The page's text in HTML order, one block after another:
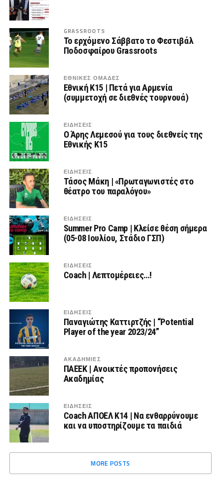
GRASSROOTS
Το ερχόμενο Σάββατο το Φεστιβάλ
Ποδοσφαίρου Grassroots
ΕΘΝΙΚΕΣ ΟΜΑΔΕΣ
Εθνική Κ15 | Πετά για Αρμενία
(συμμετοχή σε διεθνές τουρνουά)
ΕΙΔΗΣΕΙΣ
Ο Άρης Λεμεσού για τους διεθνείς της
Εθνικής Κ15
ΕΙΔΗΣΕΙΣ
Τάσος Μάκη | «Πρωταγωνιστές στο
θέατρο του παραλόγου»
ΕΙΔΗΣΕΙΣ
Summer Pro Camp | Κλείσε θέση σήμερα
(05-08 Ιουλίου, Στάδιο ΓΣΠ)
ΕΙΔΗΣΕΙΣ
Coach | Λεπτομέρειες…!
ΕΙΔΗΣΕΙΣ
Παναγιώτης Καττιρτζής | “Potential
Player of the year 2023/24”
ΑΚΑΔΗΜΙΕΣ
ΠΑΕΕΚ | Ανοικτές προπονήσεις
Ακαδημίας
ΕΙΔΗΣΕΙΣ
Coach ΑΠΟΕΛ Κ14 | Να ενθαρρύνουμε
και να υποστηρίζουμε τα παιδιά
MORE POSTS